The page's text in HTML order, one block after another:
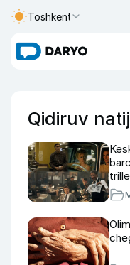
Toshkent
Qidiruv